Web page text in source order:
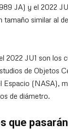
JA) y el 2022
similar al
2022 JU1 son los
de Objetos
(NASA),
de diámetro.
que